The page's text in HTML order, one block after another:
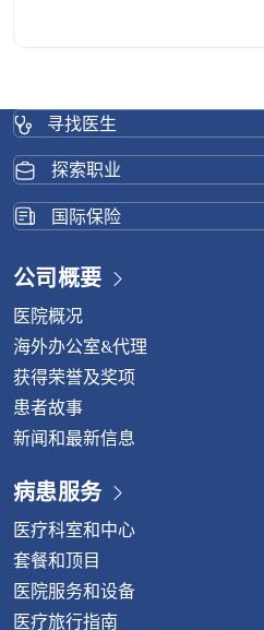
部）出现疼痛、麻木或无力。
盘突出部位和神经受压程度而
时治疗，症状会随着时间推移
突出症的病因 椎间盘突出症的
体格检查开始。其他检查可能包
早期椎间盘突出： 对于更严重
情在六个月内没有改善或加重，
障碍、行走困难或大小便失禁等
行内镜下椎间盘切除术，这是一
间盘切除术的优势 预防椎间盘
性病变无法完全避免，但您可以
缓症状出现： 不要忽视慢性疼
痛或四肢麻木的困扰，请不要等
脊柱专科医生，以获得准确的诊
(+66)2-734-0000 转 5400中文
寻找医生
探索职业
国际保险
公司概要
医院概况
海外办公室&代理
获得荣誉及奖项
患者故事
新闻和最新信息
病患服务
医疗科室和中心
套餐和顶目
医院服务和设备
医疗旅行指南